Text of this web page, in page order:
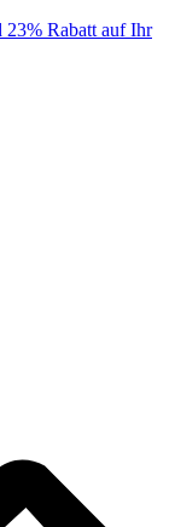
23% Rabatt auf Ihr